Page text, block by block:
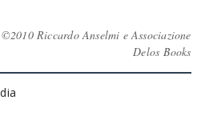
Riccardo Anselmi e Associazione
Delos Books